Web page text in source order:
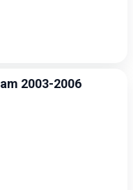
2003-2006